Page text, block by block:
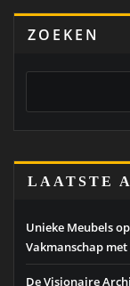
ZOEKEN
LAATSTE
Unieke Meubels
Vakmanschap
De Visionaire